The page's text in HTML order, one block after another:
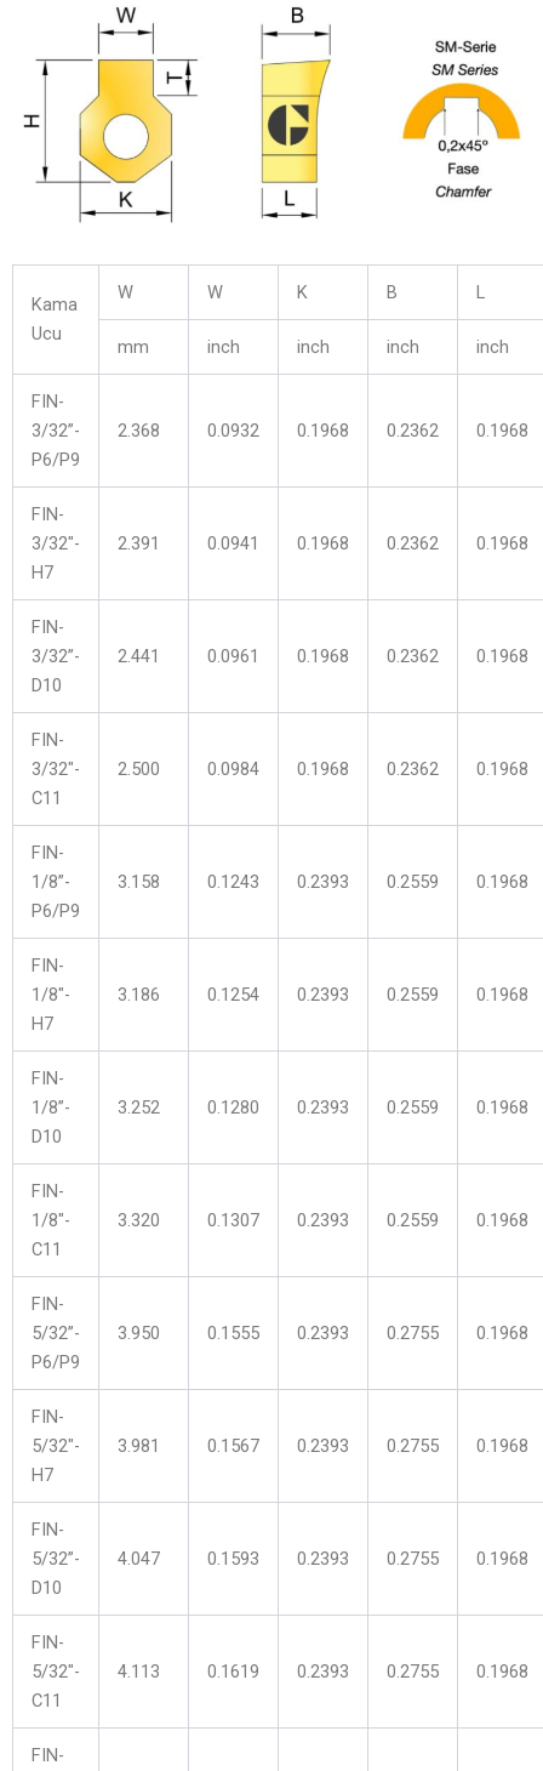
Kama
Ucu
W W K B L
mm inch inch inch inch
FIN-
3/32”-
P6/P9
2.368 0.0932 0.1968 0.2362 0.1968
FIN-
3/32″-
H7
2.391 0.0941 0.1968 0.2362 0.1968
FIN-
3/32”-
D10
2.441 0.0961 0.1968 0.2362 0.1968
FIN-
3/32″-
C11
2.500 0.0984 0.1968 0.2362 0.1968
FIN-
1/8”-
P6/P9
3.158 0.1243 0.2393 0.2559 0.1968
FIN-
1/8″-
H7
3.186 0.1254 0.2393 0.2559 0.1968
FIN-
1/8”-
D10
3.252 0.1280 0.2393 0.2559 0.1968
FIN-
1/8″-
C11
3.320 0.1307 0.2393 0.2559 0.1968
FIN-
5/32”-
P6/P9
3.950 0.1555 0.2393 0.2755 0.1968
FIN-
5/32″-
H7
3.981 0.1567 0.2393 0.2755 0.1968
FIN-
5/32”-
D10
4.047 0.1593 0.2393 0.2755 0.1968
FIN-
5/32″-
C11
4.113 0.1619 0.2393 0.2755 0.1968
FIN-